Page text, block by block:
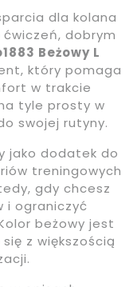
dla kolana
dobrym
Beżowy L
który pomaga
w trakcie
tyle prosty w
swojej rutyny.
jako dodatek do
treningowych
gdy chcesz
i ograniczyć
beżowy jest
z większością